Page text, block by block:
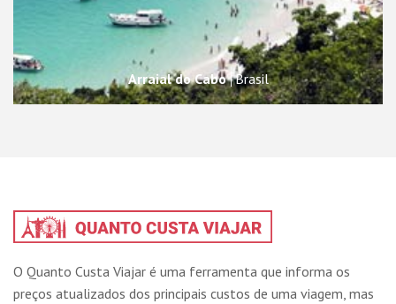
Arraial do Cabo Brasil
O Quanto Custa Viajar é uma ferramenta que informa os
preços atualizados dos principais custos de uma viagem, mas